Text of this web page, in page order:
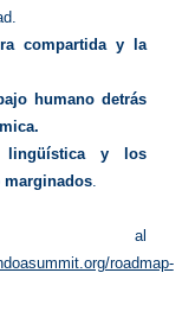
compartida y la
humano detrás
lingüística y los
marginados
al
roadmap-